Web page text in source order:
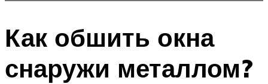
Как обшить окна
снаружи металлом?